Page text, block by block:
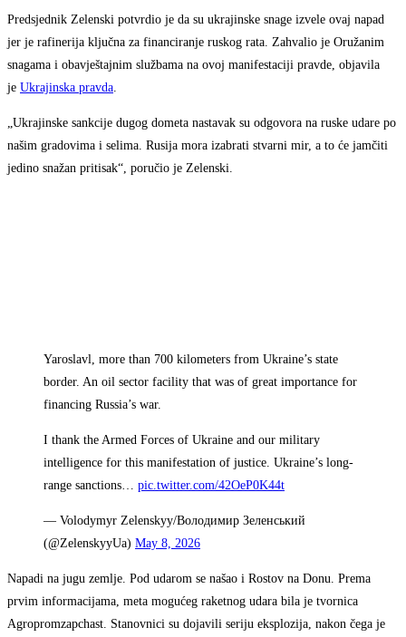
Predsjednik Zelenski potvrdio je da su ukrajinske snage izvele ovaj napad
jer je rafinerija ključna za financiranje ruskog rata. Zahvalio je Oružanim
snagama i obavještajnim službama na ovoj manifestaciji pravde, objavila
je Ukrajinska pravda.
„Ukrajinske sankcije dugog dometa nastavak su odgovora na ruske udare po
našim gradovima i selima. Rusija mora izabrati stvarni mir, a to će jamčiti
jedino snažan pritisak“, poručio je Zelenski.
Yaroslavl, more than 700 kilometers from Ukraine’s state
border. An oil sector facility that was of great importance for
financing Russia’s war.
I thank the Armed Forces of Ukraine and our military
intelligence for this manifestation of justice. Ukraine’s long-
range sanctions… pic.twitter.com/42OeP0K44t
— Volodymyr Zelenskyy/Володимир Зеленський
(@ZelenskyyUa) May 8, 2026
Napadi na jugu zemlje. Pod udarom se našao i Rostov na Donu. Prema
prvim informacijama, meta mogućeg raketnog udara bila je tvornica
Agropromzapchast. Stanovnici su dojavili seriju eksplozija, nakon čega je